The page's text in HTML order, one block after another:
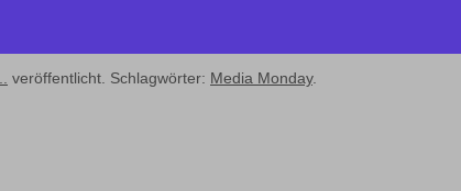
veröffentlicht. Schlagwörter: Media Monday.